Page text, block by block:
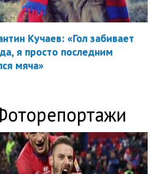
Кучаев: «Гол забивает
я просто последним
мяча»